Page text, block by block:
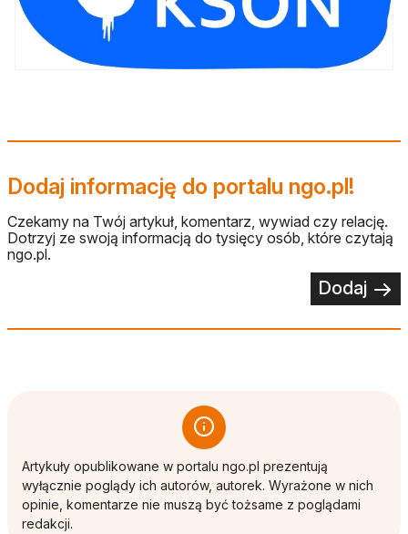
Dodaj informację do portalu ngo.pl!
Czekamy na Twój artykuł, komentarz, wywiad czy relację.
Dotrzyj ze swoją informacją do tysięcy osób, które czytają
ngo.pl.
Dodaj
Artykuły opublikowane w portalu ngo.pl prezentują
wyłącznie poglądy ich autorów, autorek. Wyrażone w nich
opinie, komentarze nie muszą być tożsame z poglądami
redakcji.